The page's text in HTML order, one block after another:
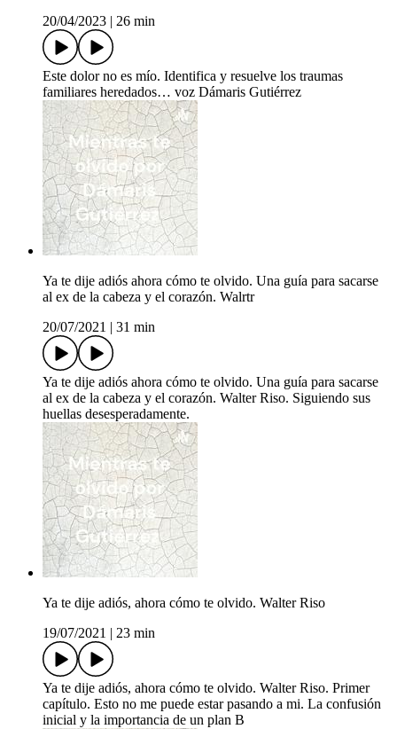
20/04/2023
26 min
Este dolor no es mío. Identifica y resuelve los traumas
familiares heredados… voz Dámaris Gutiérrez
Ya te dije adiós ahora cómo te olvido. Una guía para sacarse
al ex de la cabeza y el corazón. Walrtr
20/07/2021
31 min
Ya te dije adiós ahora cómo te olvido. Una guía para sacarse
al ex de la cabeza y el corazón. Walter Riso. Siguiendo sus
huellas desesperadamente.
Ya te dije adiós, ahora cómo te olvido. Walter Riso
19/07/2021
23 min
Ya te dije adiós, ahora cómo te olvido. Walter Riso. Primer
capítulo. Esto no me puede estar pasando a mi. La confusión
inicial y la importancia de un plan B